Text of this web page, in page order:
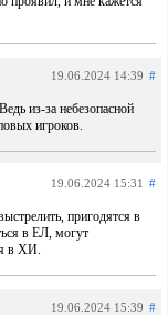
19.06.2024 14:39 #
из-за небезопасной
игроков.
19.06.2024 15:31 #
пригодятся в
в ЕЛ, могут
в ХИ.
19.06.2024 15:39 #